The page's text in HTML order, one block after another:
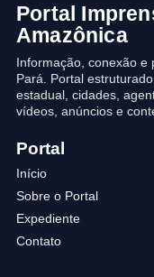
Portal
Amazônica
Informação, conexão e
Pará. Portal
estadual, cidades,
vídeos, anúncios e
Portal
Início
Sobre o Portal
Expediente
Contato